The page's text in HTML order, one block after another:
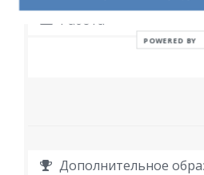
Работа
Дополнительное
POWERED BY